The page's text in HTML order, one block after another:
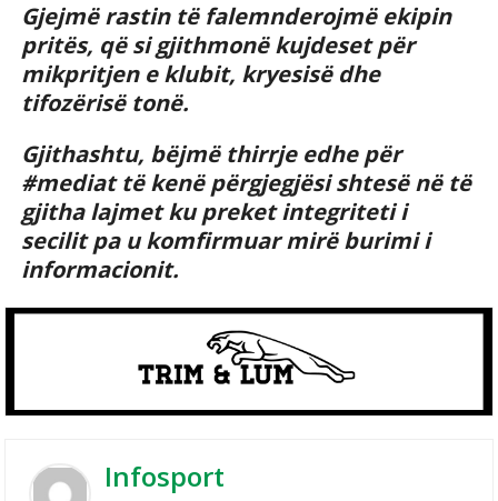
Gjejmë rastin të falemnderojmë ekipin
pritës, që si gjithmonë kujdeset për
mikpritjen e klubit, kryesisë dhe
tifozërisë tonë.
Gjithashtu, bëjmë thirrje edhe për
#mediat të kenë përgjegjësi shtesë në të
gjitha lajmet ku preket integriteti i
secilit pa u komfirmuar mirë burimi i
informacionit.
Infosport